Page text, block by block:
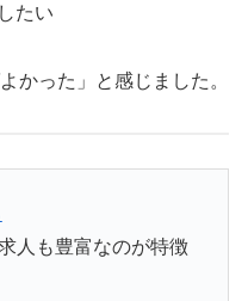
たい
かった」と感じました。
人も豊富なのが特徴